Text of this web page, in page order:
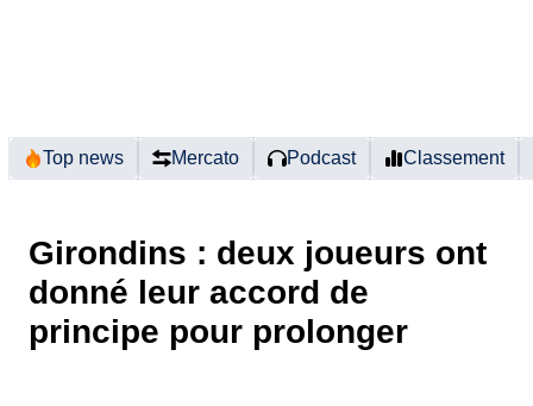
Top news Mercato Podcast Classement
Girondins : deux joueurs ont
donné leur accord de
principe pour prolonger